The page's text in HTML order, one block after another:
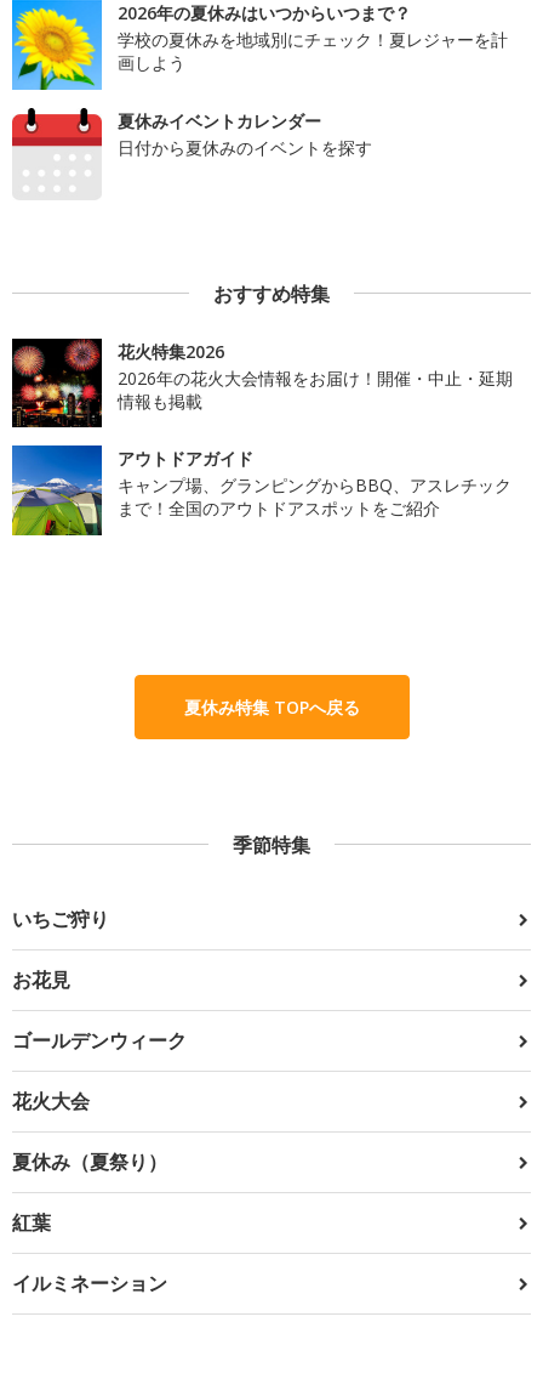
2026年の夏休みはいつからいつまで？
学校の夏休みを地域別にチェック！夏レジャーを計
画しよう
夏休みイベントカレンダー
日付から夏休みのイベントを探す
おすすめ特集
花火特集2026
2026年の花火大会情報をお届け！開催・中止・延期
情報も掲載
アウトドアガイド
キャンプ場、グランピングからBBQ、アスレチック
まで！全国のアウトドアスポットをご紹介
夏休み特集 TOPへ戻る
季節特集
いちご狩り
お花見
ゴールデンウィーク
花火大会
夏休み（夏祭り）
紅葉
イルミネーション